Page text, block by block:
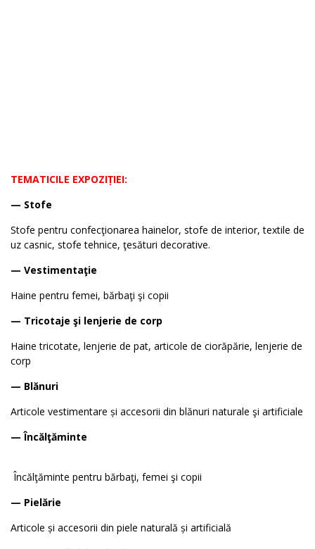
TEMATICILE EXPOZIȚIEI:
— Stofe
Stofe pentru confecţionarea hainelor, stofe de interior, textile de
uz casnic, stofe tehnice, ţesături decorative.
— Vestimentaţie
Haine pentru femei, bărbaţi şi copii
— Tricotaje şi lenjerie de corp
Haine tricotate, lenjerie de pat, articole de ciorăpărie, lenjerie de
corp
— Blănuri
Articole vestimentare și accesorii din blănuri naturale şi artificiale
— Încălţăminte
Încălţăminte pentru bărbaţi, femei şi copii
— Pielărie
Articole și accesorii din piele naturală și artificială